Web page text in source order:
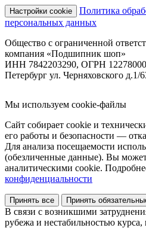
Настройки cookie
Политика
персональных данных
Общество с ограниченной
компания «Подшипник шоп»
ИНН 7842203290, ОГРН
Петербург ул. Черняховского
Мы используем cookie-файлы
Сайт собирает cookie и
его работы и безопасности —
Для анализа посещаемости
(обезличенные данные). Вы
аналитическими cookie.
конфиденциальности
Принять все Принять
В связи с возникшими
рубежа и нестабильностью